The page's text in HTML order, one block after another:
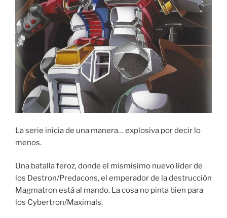
La serie inicia de una manera… explosiva por decir lo
menos.
Una batalla feroz, donde el mismísimo nuevo líder de
los Destron/Predacons, el emperador de la destrucción
Magmatron está al mando. La cosa no pinta bien para
los Cybertron/Maximals.